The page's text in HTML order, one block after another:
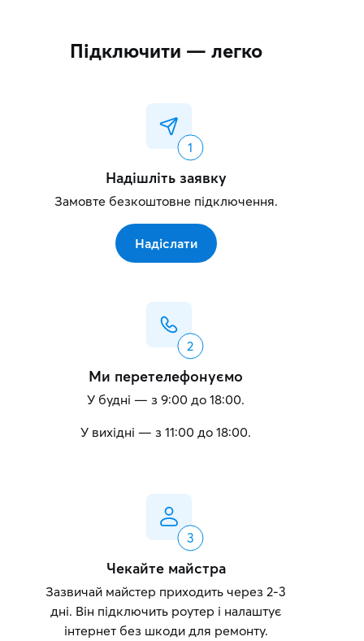
Підключити — легко
Надішліть заявку
Замовте безкоштовне підключення.
Надіслати
Ми перетелефонуємо
У будні — з 9:00 до 18:00.
У вихідні — з 11:00 до 18:00.
Чекайте майстра
Зазвичай майстер приходить через 2-3
дні. Він підключить роутер і налаштує
інтернет без шкоди для ремонту.